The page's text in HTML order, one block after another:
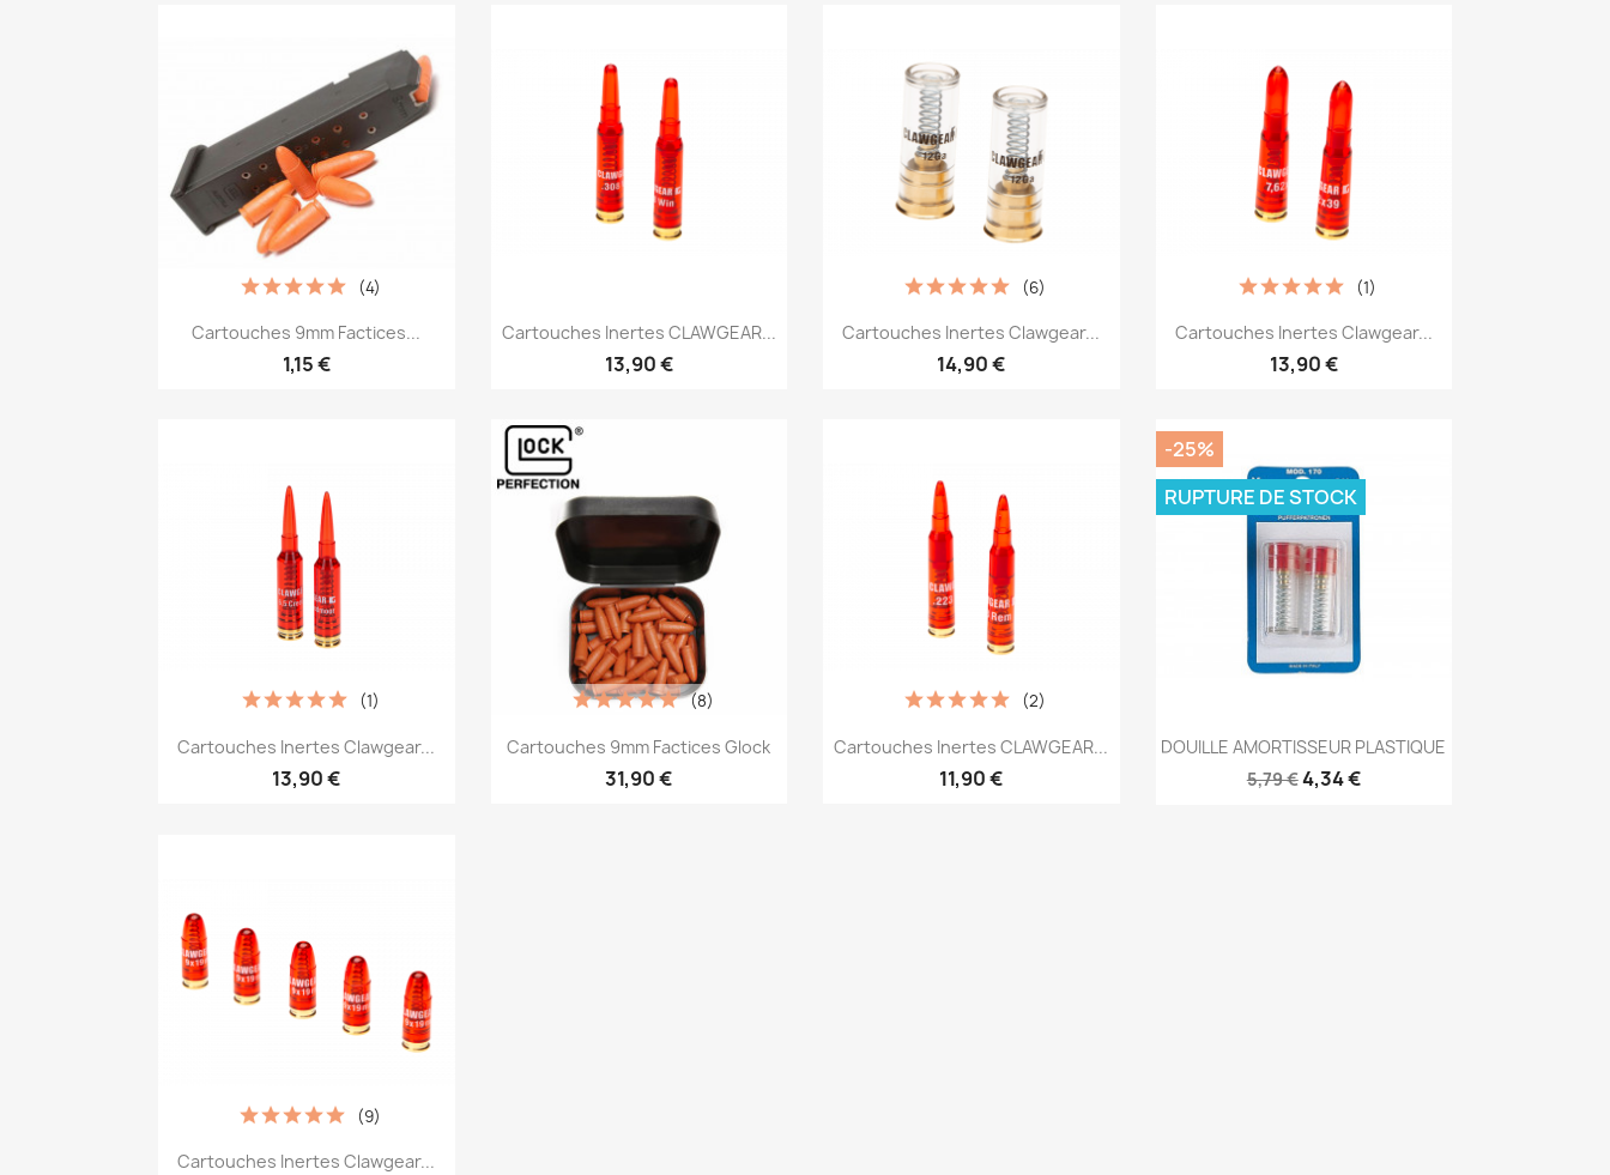
Aperçu rapide
Cartouches 9mm Factices...
1,15 €
(4)
Aperçu rapide
Cartouches Inertes CLAWGEAR...
13,90 €
Aperçu rapide
Cartouches Inertes Clawgear...
14,90 €
(6)
Aperçu rapide
Cartouches Inertes Clawgear...
13,90 €
(1)
Aperçu rapide
Cartouches Inertes Clawgear...
13,90 €
(1)
Aperçu rapide
Cartouches 9mm Factices Glock
31,90 €
(8)
Aperçu rapide
Cartouches Inertes CLAWGEAR...
11,90 €
(2)
Aperçu rapide
DOUILLE AMORTISSEUR PLASTIQUE
5,79 €4,34 €
-25%
RUPTURE DE STOCK
Aperçu rapide
Cartouches Inertes Clawgear...
(9)